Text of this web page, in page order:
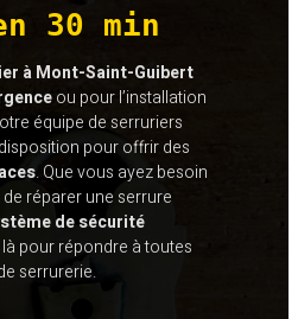
30 min
à Mont-Saint-Guibert
ou pour l’installation
équipe de serruriers
pour offrir des
. Que vous ayez besoin
réparer une serrure
de sécurité
pour répondre à toutes
serrurerie.